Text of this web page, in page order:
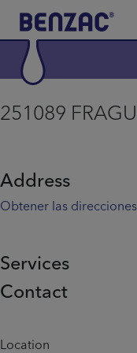
Skip to main content
Main
¿Por qué elegir
Home
Info menu
251089
Address
Obtener las direcciones
Services
Contact
Location